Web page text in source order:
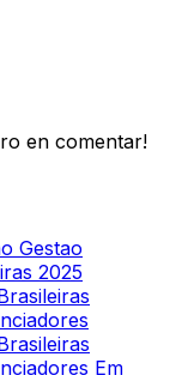
en comentar!
Gestao
2025
Em